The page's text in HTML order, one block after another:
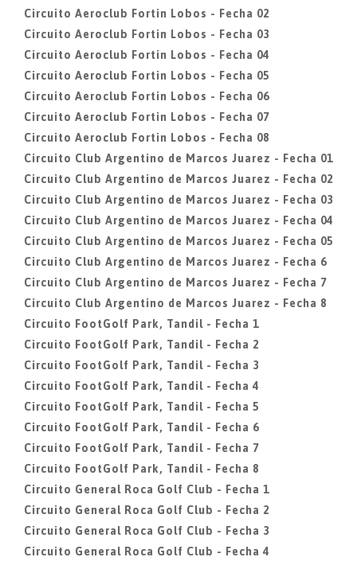
Circuito Aeroclub Fortin Lobos - Fecha 02
Circuito Aeroclub Fortin Lobos - Fecha 03
Circuito Aeroclub Fortin Lobos - Fecha 04
Circuito Aeroclub Fortin Lobos - Fecha 05
Circuito Aeroclub Fortin Lobos - Fecha 06
Circuito Aeroclub Fortin Lobos - Fecha 07
Circuito Aeroclub Fortin Lobos - Fecha 08
Circuito Club Argentino de Marcos Juarez - Fecha 01
Circuito Club Argentino de Marcos Juarez - Fecha 02
Circuito Club Argentino de Marcos Juarez - Fecha 03
Circuito Club Argentino de Marcos Juarez - Fecha 04
Circuito Club Argentino de Marcos Juarez - Fecha 05
Circuito Club Argentino de Marcos Juarez - Fecha 6
Circuito Club Argentino de Marcos Juarez - Fecha 7
Circuito Club Argentino de Marcos Juarez - Fecha 8
Circuito FootGolf Park, Tandil - Fecha 1
Circuito FootGolf Park, Tandil - Fecha 2
Circuito FootGolf Park, Tandil - Fecha 3
Circuito FootGolf Park, Tandil - Fecha 4
Circuito FootGolf Park, Tandil - Fecha 5
Circuito FootGolf Park, Tandil - Fecha 6
Circuito FootGolf Park, Tandil - Fecha 7
Circuito FootGolf Park, Tandil - Fecha 8
Circuito General Roca Golf Club - Fecha 1
Circuito General Roca Golf Club - Fecha 2
Circuito General Roca Golf Club - Fecha 3
Circuito General Roca Golf Club - Fecha 4